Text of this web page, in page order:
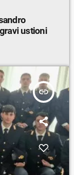
ustioni
insert_link